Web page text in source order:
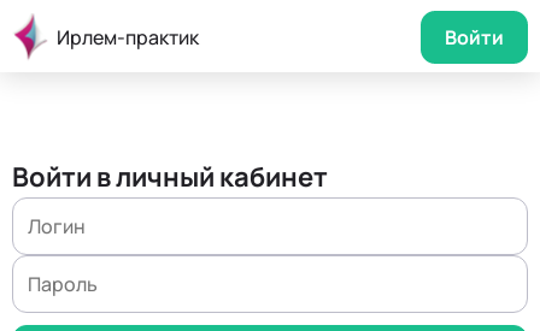
Ирлем-практик Войти
Войти в личный кабинет